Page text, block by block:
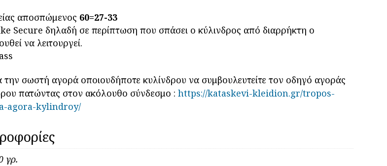
GEVY
αποσπώμενος 60=27-33
Secure δηλαδή σε περίπτωση που σπάσει ο κύλινδρος από διαρρήκτη ο
να λειτουργεί.
την σωστή αγορά οποιουδήποτε κυλίνδρου να συμβουλευτείτε τον οδηγό αγοράς
πατώντας στον ακόλουθο σύνδεσμο :https://kataskevi-kleidion.gr/tropos-
agora-kylindroy/
γρ.